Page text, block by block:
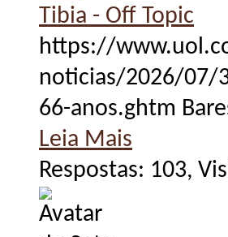
Tibia - Off Topic
https://
noticias/2026/07/
66-anos.ghtm
Leia Mais
Respostas: 103,